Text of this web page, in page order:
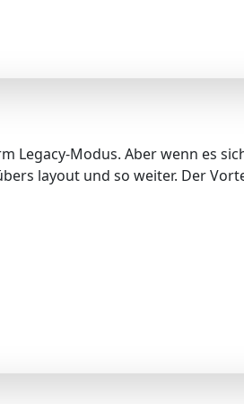
Legacy-Modus. Aber wenn es
layout und so weiter. Der